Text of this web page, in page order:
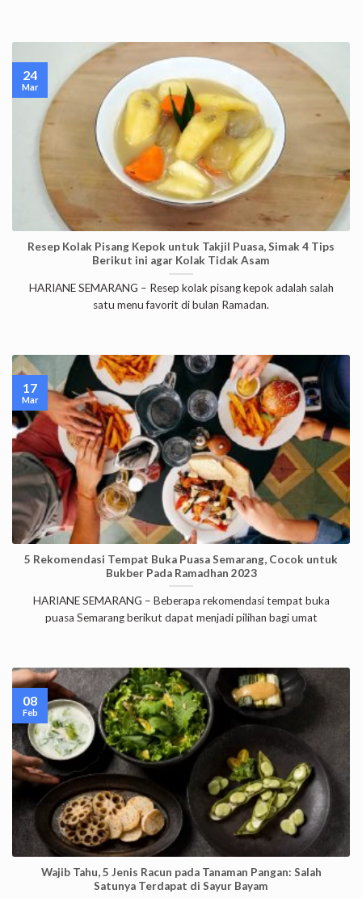
Resep Kolak Pisang Kepok untuk Takjil Puasa, Simak 4 Tips
Berikut ini agar Kolak Tidak Asam
HARIANE SEMARANG – Resep kolak pisang kepok adalah salah
satu menu favorit di bulan Ramadan.
24
Mar
5 Rekomendasi Tempat Buka Puasa Semarang, Cocok untuk
Bukber Pada Ramadhan 2023
HARIANE SEMARANG – Beberapa rekomendasi tempat buka
puasa Semarang berikut dapat menjadi pilihan bagi umat
17
Mar
Wajib Tahu, 5 Jenis Racun pada Tanaman Pangan: Salah
Satunya Terdapat di Sayur Bayam
08
Feb